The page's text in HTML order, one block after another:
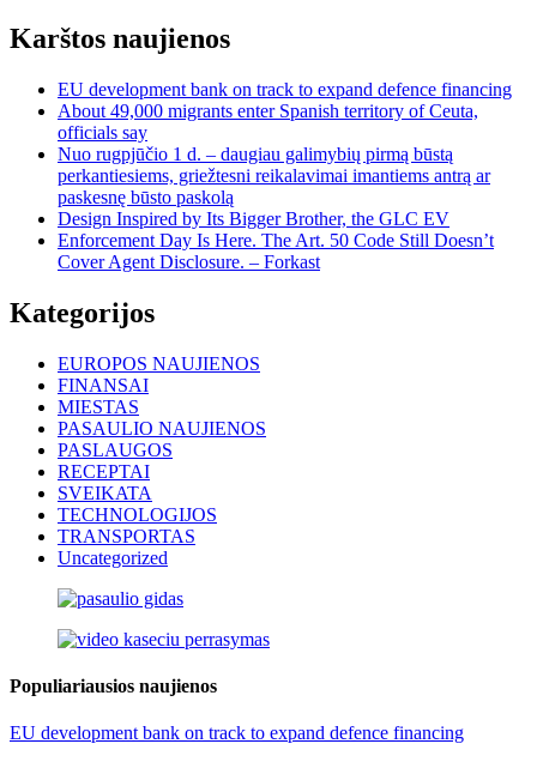
Karštos naujienos
EU development bank on track to expand defence financing
About 49,000 migrants enter Spanish territory of Ceuta,
officials say
Nuo rugpjūčio 1 d. – daugiau galimybių pirmą būstą
perkantiesiems, griežtesni reikalavimai imantiems antrą ar
paskesnę būsto paskolą
Design Inspired by Its Bigger Brother, the GLC EV
Enforcement Day Is Here. The Art. 50 Code Still Doesn’t
Cover Agent Disclosure. – Forkast
Kategorijos
EUROPOS NAUJIENOS
FINANSAI
MIESTAS
PASAULIO NAUJIENOS
PASLAUGOS
RECEPTAI
SVEIKATA
TECHNOLOGIJOS
TRANSPORTAS
Uncategorized
Populiariausios naujienos
EU development bank on track to expand defence financing